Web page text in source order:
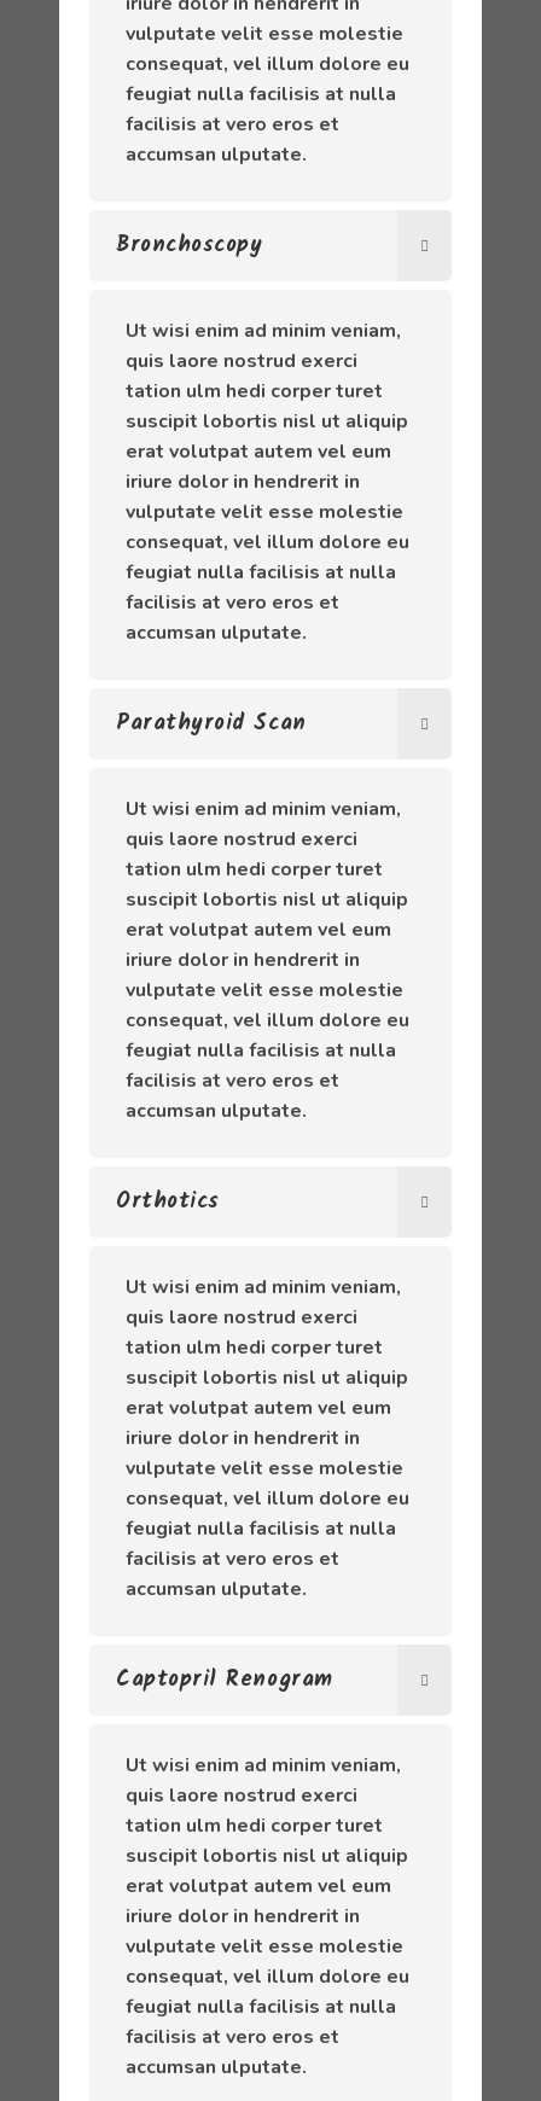
vulputate velit esse molestie
consequat, vel illum dolore eu
feugiat nulla facilisis at nulla
facilisis at vero eros et
accumsan ulputate.
Bronchoscopy
Ut wisi enim ad minim veniam,
quis laore nostrud exerci
tation ulm hedi corper turet
suscipit lobortis nisl ut aliquip
erat volutpat autem vel eum
iriure dolor in hendrerit in
vulputate velit esse molestie
consequat, vel illum dolore eu
feugiat nulla facilisis at nulla
facilisis at vero eros et
accumsan ulputate.
Parathyroid Scan
Ut wisi enim ad minim veniam,
quis laore nostrud exerci
tation ulm hedi corper turet
suscipit lobortis nisl ut aliquip
erat volutpat autem vel eum
iriure dolor in hendrerit in
vulputate velit esse molestie
consequat, vel illum dolore eu
feugiat nulla facilisis at nulla
facilisis at vero eros et
accumsan ulputate.
Orthotics
Ut wisi enim ad minim veniam,
quis laore nostrud exerci
tation ulm hedi corper turet
suscipit lobortis nisl ut aliquip
erat volutpat autem vel eum
iriure dolor in hendrerit in
vulputate velit esse molestie
consequat, vel illum dolore eu
feugiat nulla facilisis at nulla
facilisis at vero eros et
accumsan ulputate.
Captopril Renogram
Ut wisi enim ad minim veniam,
quis laore nostrud exerci
tation ulm hedi corper turet
suscipit lobortis nisl ut aliquip
erat volutpat autem vel eum
iriure dolor in hendrerit in
vulputate velit esse molestie
consequat, vel illum dolore eu
feugiat nulla facilisis at nulla
facilisis at vero eros et
accumsan ulputate.